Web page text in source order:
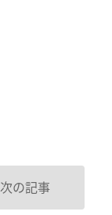
次の記事